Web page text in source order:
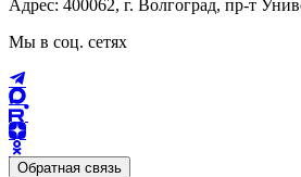
Адрес: 400062, г. Волгоград, пр-т
Мы в соц. сетях
Обратная связь